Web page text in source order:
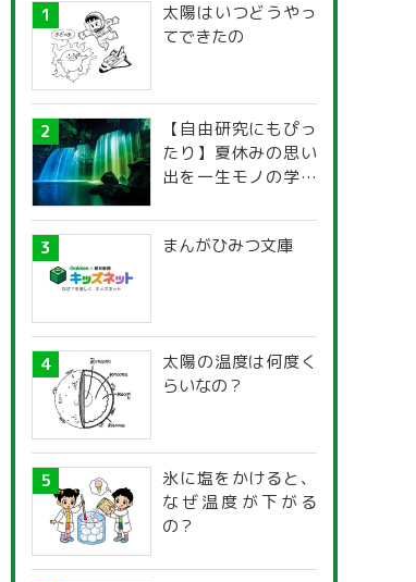
太陽はいつどうやっ
てできたの
【自由研究にもぴっ
たり】夏休みの思い
出を一生モノの学び
探究ガイド
まんがひみつ文庫
太陽の温度は何度く
らいなの？
氷に塩をかけると、
なぜ温度が下がる
の？